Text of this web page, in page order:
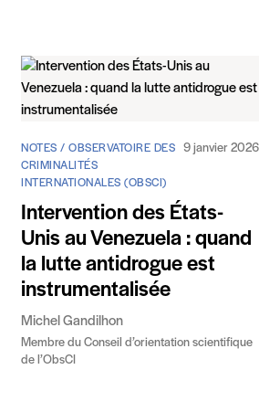
NOTES / OBSERVATOIRE DES
CRIMINALITÉS
INTERNATIONALES (OBSCI)
9 janvier 2026
Intervention des États-
Unis au Venezuela : quand
la lutte antidrogue est
instrumentalisée
Michel Gandilhon
Membre du Conseil d’orientation scientifique
de l’ObsCI